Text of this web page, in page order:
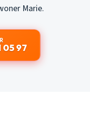
Marie.
05 97